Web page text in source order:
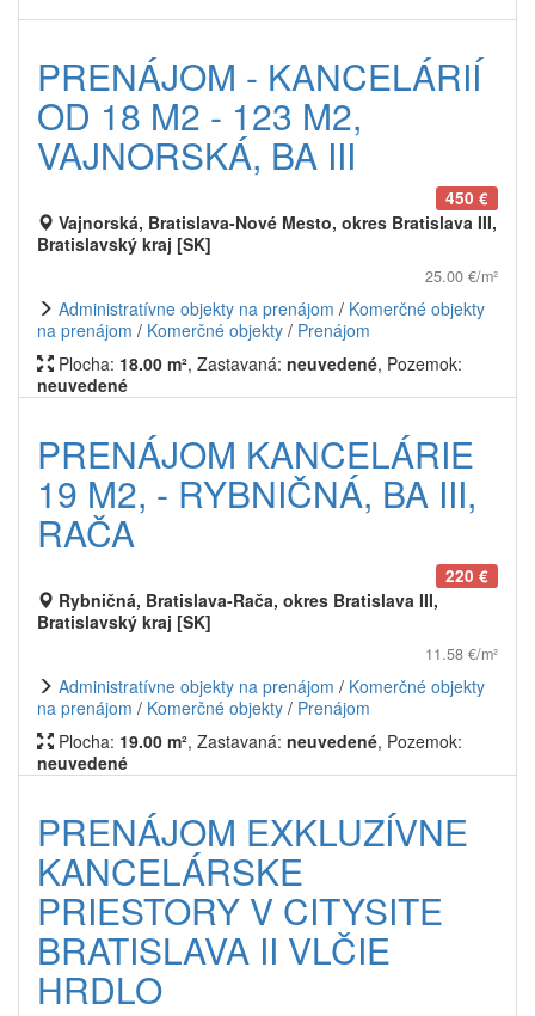
PRENÁJOM - KANCELÁRIÍ
OD 18 M2 - 123 M2,
VAJNORSKÁ, BA III
450 €
Vajnorská, Bratislava-Nové Mesto, okres Bratislava III,
Bratislavský kraj [SK]
25.00 €/m²
Administratívne objekty na prenájom / Komerčné objekty
na prenájom / Komerčné objekty / Prenájom
Plocha: 18.00 m², Zastavaná: neuvedené, Pozemok:
neuvedené
PRENÁJOM KANCELÁRIE
19 M2, - RYBNIČNÁ, BA III,
RAČA
220 €
Rybničná, Bratislava-Rača, okres Bratislava III,
Bratislavský kraj [SK]
11.58 €/m²
Administratívne objekty na prenájom / Komerčné objekty
na prenájom / Komerčné objekty / Prenájom
Plocha: 19.00 m², Zastavaná: neuvedené, Pozemok:
neuvedené
PRENÁJOM EXKLUZÍVNE
KANCELÁRSKE
PRIESTORY V CITYSITE
BRATISLAVA II VLČIE
HRDLO